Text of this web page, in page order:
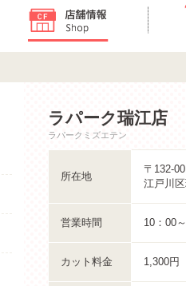
ラパーク瑞江店
ラパークミズエテン
所在地
〒132-
江戸川
営業時間 10：00
カット料金 1,300円